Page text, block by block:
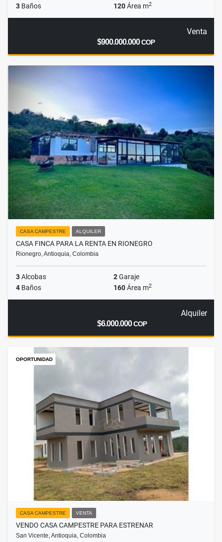
3 Baños 120Área m2
Venta
$900.000.000COP
CASA CAMPESTRE ALQUILER
CASA FINCA PARA LA RENTA EN RIONEGRO
Rionegro, Antioquia, Colombia
3Alcobas 2Garaje
4 Baños 160Área m2
Alquiler
$6.000.000COP
OPORTUNIDAD
CASA CAMPESTRE VENTA
VENDO CASA CAMPESTRE PARA ESTRENAR
San Vicente, Antioquia, Colombia